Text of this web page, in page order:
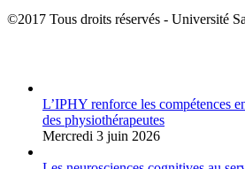
©2017 Tous droits réservés - Université
L’IPHY renforce les compétences
des physiothérapeutes
Mercredi 3 juin 2026